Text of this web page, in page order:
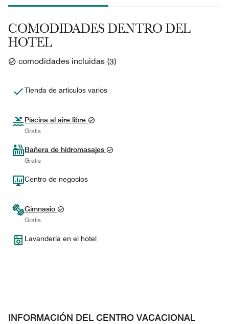
COMODIDADES DENTRO DEL
HOTEL
comodidades incluidas (3)
Tienda de artículos varios
Piscina al aire libre
Gratis
Bañera de hidromasajes
Gratis
Centro de negocios
Gimnasio
Gratis
Lavandería en el hotel
INFORMACIÓN DEL CENTRO VACACIONAL